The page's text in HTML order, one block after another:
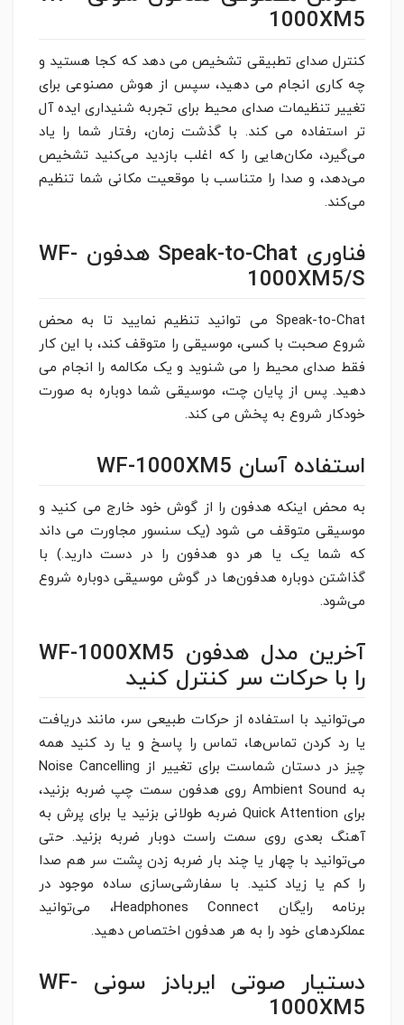
1000XM5
کنترل صدای تطبیقی تشخیص می دهد که کجا هستید و
چه کاری انجام می دهید، سپس از هوش مصنوعی برای
تغییر تنظیمات صدای محیط برای تجربه شنیداری ایده آل
تر استفاده می کند. با گذشت زمان، رفتار شما را یاد
می‌گیرد، مکان‌هایی را که اغلب بازدید می‌کنید تشخیص
می‌دهد، و صدا را متناسب با موقعیت مکانی شما تنظیم
می‌کند.
فناوری Speak-to-Chat هدفون WF-
1000XM5/S
Speak-to-Chat می توانید تنظیم نمایید تا به محض
شروع صحبت با کسی، موسیقی را متوقف کند، با این کار
فقط صدای محیط را می شنوید و یک مکالمه را انجام می
دهید. پس از پایان چت، موسیقی شما دوباره به صورت
خودکار شروع به پخش می کند.
استفاده آسان WF-1000XM5
به محض اینکه هدفون را از گوش خود خارج می کنید و
موسیقی متوقف می شود (یک سنسور مجاورت می داند
که شما یک یا هر دو هدفون را در دست دارید.) با
گذاشتن دوباره هدفون‌ها در گوش موسیقی دوباره شروع
می‌شود.
آخرین مدل هدفون WF-1000XM5
را با حرکات سر کنترل کنید
می‌توانید با استفاده از حرکات طبیعی سر، مانند دریافت
یا رد کردن تماس‌ها، تماس را پاسخ و یا رد کنید همه
چیز در دستان شماست برای تغییر از Noise Cancelling
به Ambient Sound روی هدفون سمت چپ ضربه بزنید،
برای Quick Attention ضربه طولانی بزنید یا برای پرش به
آهنگ بعدی روی سمت راست دوبار ضربه بزنید. حتی
می‌توانید با چهار یا چند بار ضربه زدن پشت سر هم صدا
را کم یا زیاد کنید. با سفارشی‌سازی ساده موجود در
برنامه رایگان Headphones Connect، می‌توانید
عملکردهای خود را به هر هدفون اختصاص دهید.
دستیار صوتی ایربادز سونی WF-
1000XM5